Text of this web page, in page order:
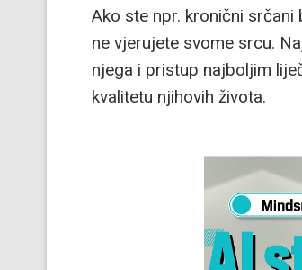
Ako ste npr. kronični srčani
ne vjerujete svome srcu.
njega i pristup najboljim
kvalitetu njihovih života.